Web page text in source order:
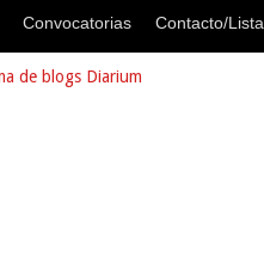
Convocatorias Contacto/Lista